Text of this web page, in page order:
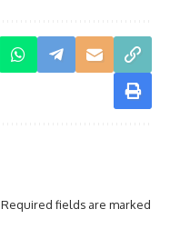
Required fields are marked